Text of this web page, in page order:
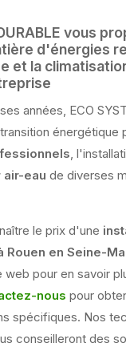
vous
d'énergies
et la
années, ECO
énergétique
,
air-eau de diverses
le prix d'une
Rouen en Seine-
pour en savoir
nous pour
spécifiques. Nos
conseilleront des